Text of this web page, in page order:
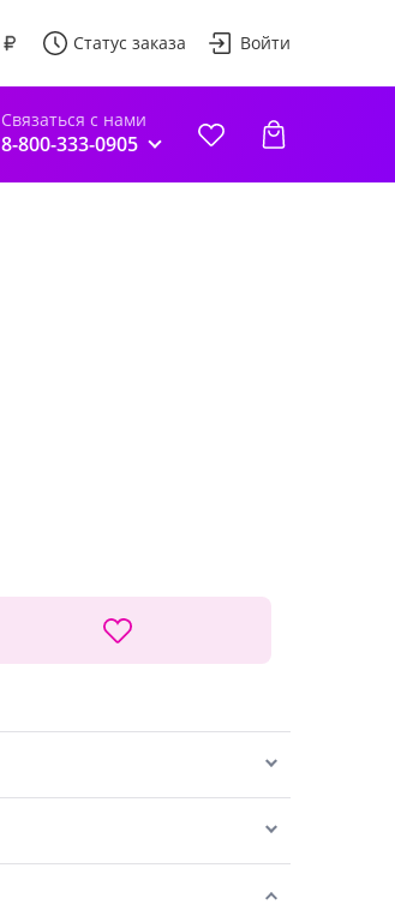
Статус заказа Войти
Связаться с нами
8-800-333-0905